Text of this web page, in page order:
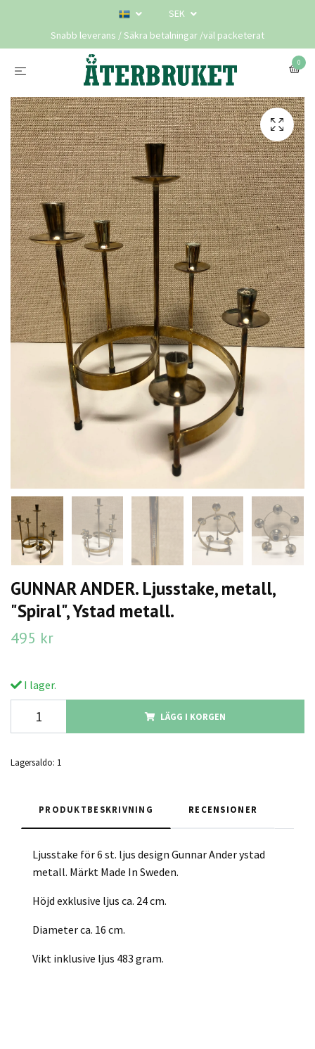
SEK
Snabb leverans / Säkra betalningar /väl packeterat
0
GUNNAR ANDER. Ljusstake, metall,
"Spiral", Ystad metall.
495 kr
I lager.
LÄGG I KORGEN
Lagersaldo: 1
PRODUKTBESKRIVNING RECENSIONER
Ljusstake för 6 st. ljus design Gunnar Ander ystad
metall. Märkt Made In Sweden.
Höjd exklusive ljus ca. 24 cm.
Diameter ca. 16 cm.
Vikt inklusive ljus 483 gram.